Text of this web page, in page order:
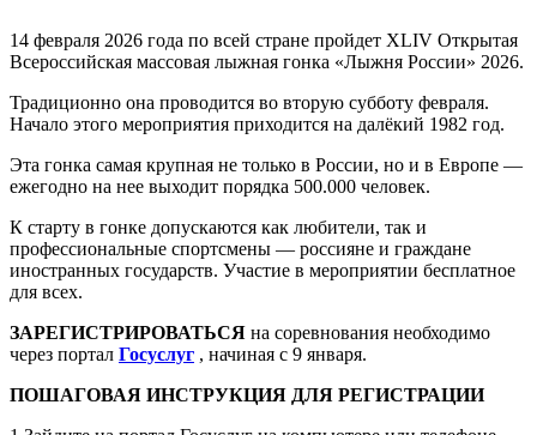
14 февраля 2026 года по всей стране пройдет XLIV Открытая
Всероссийская массовая лыжная гонка «Лыжня России» 2026.
Традиционно она проводится во вторую субботу февраля.
Начало этого мероприятия приходится на далёкий 1982 год.
Эта гонка самая крупная не только в России, но и в Европе —
ежегодно на нее выходит порядка 500.000 человек.
К старту в гонке допускаются как любители, так и
профессиональные спортсмены — россияне и граждане
иностранных государств. Участие в мероприятии бесплатное
для всех.
ЗАРЕГИСТРИРОВАТЬСЯ на соревнования необходимо
через портал Госуслуг , начиная с 9 января.
ПОШАГОВАЯ ИНСТРУКЦИЯ ДЛЯ РЕГИСТРАЦИИ